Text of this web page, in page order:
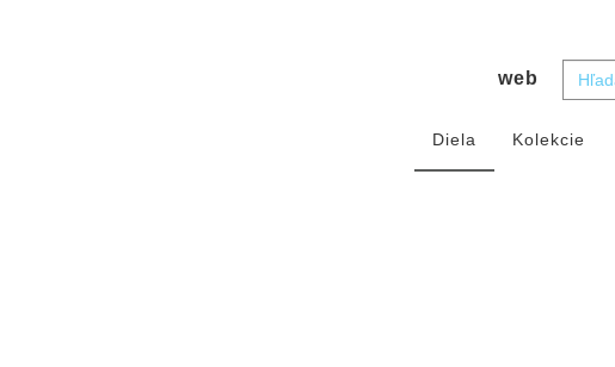
web
Diela Kolekcie